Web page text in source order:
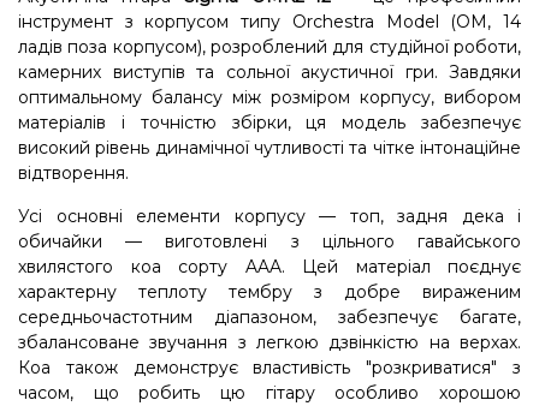
інструмент з корпусом типу Orchestra Model (OM, 14
ладів поза корпусом), розроблений для студійної роботи,
камерних виступів та сольної акустичної гри. Завдяки
оптимальному балансу між розміром корпусу, вибором
матеріалів і точністю збірки, ця модель забезпечує
високий рівень динамічної чутливості та чітке інтонаційне
відтворення.
Усі основні елементи корпусу — топ, задня дека і
обичайки — виготовлені з цільного гавайського
хвилястого коа сорту AAA. Цей матеріал поєднує
характерну теплоту тембру з добре вираженим
середньочастотним діапазоном, забезпечує багате,
збалансоване звучання з легкою дзвінкістю на верхах.
Коа також демонструє властивість "розкриватися" з
часом, що робить цю гітару особливо хорошою